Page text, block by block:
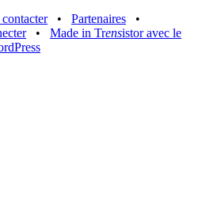
• Partenaires
•
• Made in Trensistor avec le